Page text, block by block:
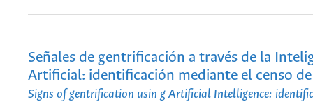
Señales de gentrificación a través de la
Artificial: identificación mediante el censo
Signs of gentrification usin g Artificial Intelligence: